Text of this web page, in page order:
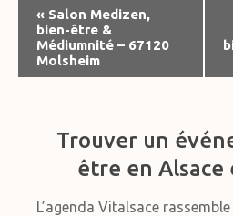
Navigation
Évènement
« Salon Medizen,
bien-être &
Médiumnité – 67120
Molsheim
Trouver un
être en Alsace
L’agenda Vitalsace